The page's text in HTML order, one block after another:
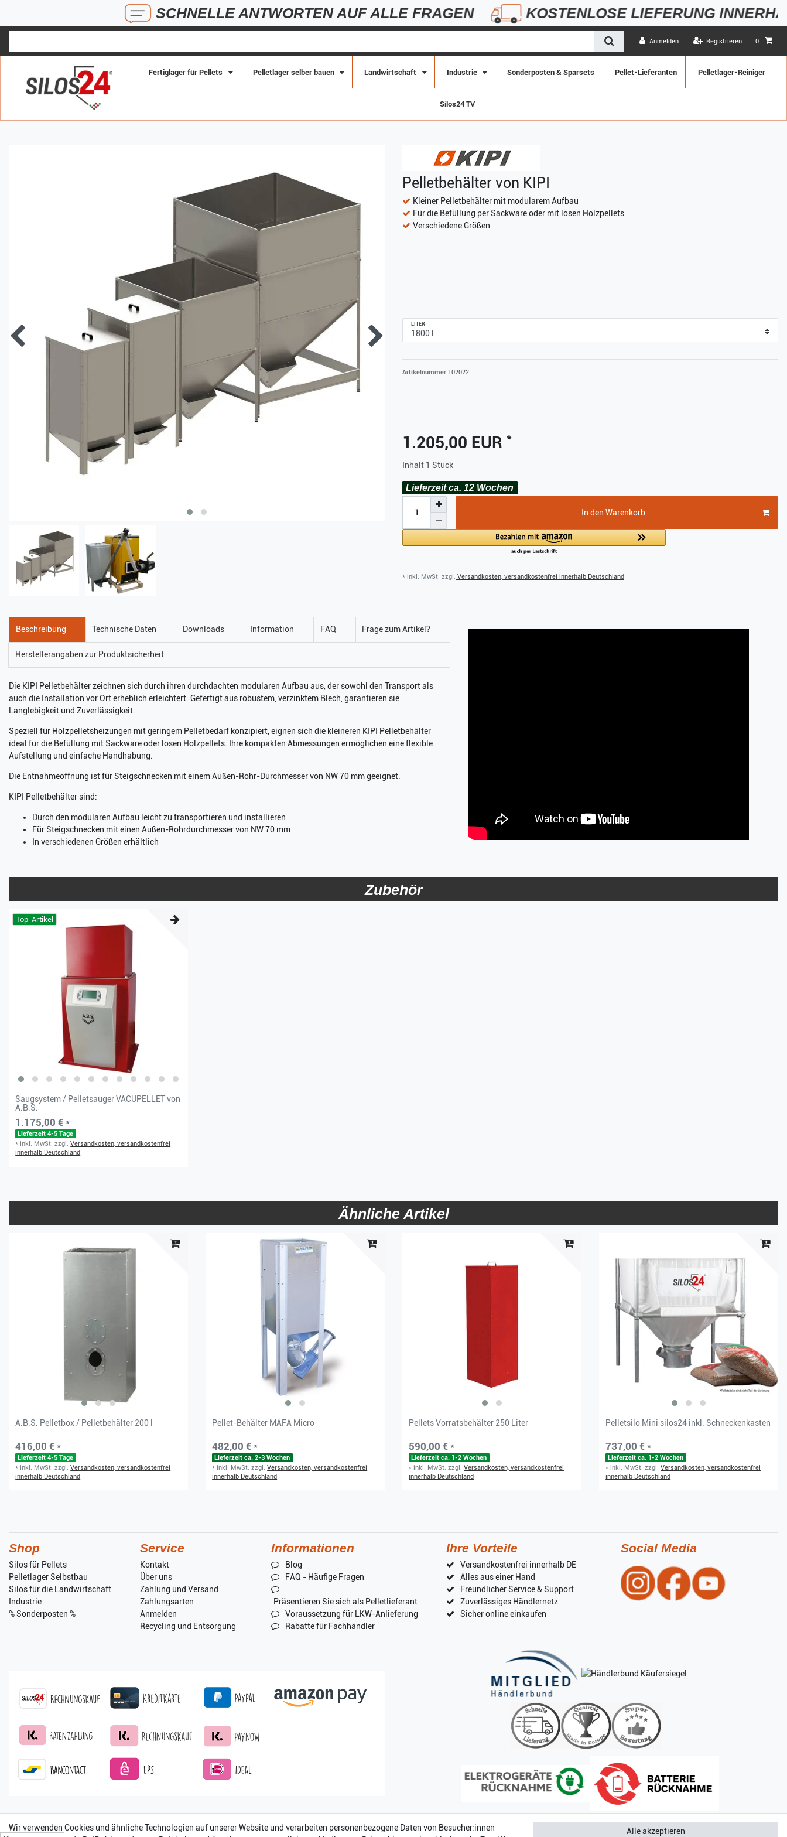
SCHNELLE ANTWORTEN AUF ALLE FRAGEN KOSTENLOSE LIEFERUNG INNERHALB
Anmelden Registrieren 0
Fertiglager für Pellets Pelletlager selber bauen Landwirtschaft Industrie Sonderposten & Sparsets Pellet-Lieferanten Pelletlager-Reiniger
Silos24 TV
Pelletbehälter von KIPI
Kleiner Pelletbehälter mit modularem Aufbau
Für die Befüllung per Sackware oder mit losen Holzpellets
Verschiedene Größen
LITER
Artikelnummer 102022
1.205,00 EUR *
Inhalt 1 Stück
Lieferzeit ca. 12 Wochen
In den Warenkorb
* inkl. MwSt. zzgl. Versandkosten, versandkostenfrei innerhalb Deutschland
Beschreibung Technische Daten Downloads Information FAQ Frage zum Artikel?
Herstellerangaben zur Produktsicherheit
Die KIPI Pelletbehälter zeichnen sich durch ihren durchdachten modularen Aufbau aus, der sowohl den Transport als
auch die Installation vor Ort erheblich erleichtert. Gefertigt aus robustem, verzinktem Blech, garantieren sie
Langlebigkeit und Zuverlässigkeit.
Speziell für Holzpelletsheizungen mit geringem Pelletbedarf konzipiert, eignen sich die kleineren KIPI Pelletbehälter
ideal für die Befüllung mit Sackware oder losen Holzpellets. Ihre kompakten Abmessungen ermöglichen eine flexible
Aufstellung und einfache Handhabung.
Die Entnahmeöffnung ist für Steigschnecken mit einem Außen-Rohr-Durchmesser von NW 70 mm geeignet.
KIPI Pelletbehälter sind:
Durch den modularen Aufbau leicht zu transportieren und installieren
Für Steigschnecken mit einen Außen-Rohrdurchmesser von NW 70 mm
In verschiedenen Größen erhältlich
Zubehör
Top-Artikel
Saugsystem / Pelletsauger VACUPELLET von
A.B.S.
1.175,00 € *
Lieferzeit 4-5 Tage
* inkl. MwSt. zzgl.Versandkosten, versandkostenfrei
innerhalb Deutschland
Ähnliche Artikel
A.B.S. Pelletbox / Pelletbehälter 200 l
416,00 € *
Lieferzeit 4-5 Tage
* inkl. MwSt. zzgl.Versandkosten, versandkostenfrei
innerhalb Deutschland
Pellet-Behälter MAFA Micro
482,00 € *
Lieferzeit ca. 2-3 Wochen
* inkl. MwSt. zzgl.Versandkosten, versandkostenfrei
innerhalb Deutschland
Pellets Vorratsbehälter 250 Liter
590,00 € *
Lieferzeit ca. 1-2 Wochen
* inkl. MwSt. zzgl.Versandkosten, versandkostenfrei
innerhalb Deutschland
Pelletsilo Mini silos24 inkl. Schneckenkasten
737,00 € *
Lieferzeit ca. 1-2 Wochen
* inkl. MwSt. zzgl.Versandkosten, versandkostenfrei
innerhalb Deutschland
Shop
Silos für Pellets
Pelletlager Selbstbau
Silos für die Landwirtschaft
Industrie
% Sonderposten %
Service
Kontakt
Über uns
Zahlung und Versand
Zahlungsarten
Anmelden
Recycling und Entsorgung
Informationen
Blog
FAQ - Häufige Fragen
Präsentieren Sie sich als Pelletlieferant
Voraussetzung für LKW-Anlieferung
Rabatte für Fachhändler
Ihre Vorteile
Versandkostenfrei innerhalb DE
Alles aus einer Hand
Freundlicher Service & Support
Zuverlässiges Händlernetz
Sicher online einkaufen
Social Media
Wir verwenden Cookies und ähnliche Technologien auf unserer Website und verarbeiten personenbezogene Daten von Besucher:innen
Alle akzeptieren